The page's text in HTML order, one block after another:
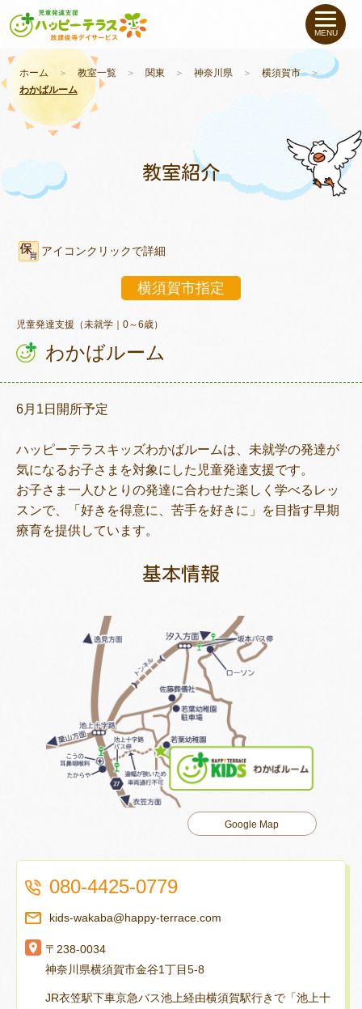
私たちについて
未就学のお子さま （０〜６才）
小学生〜高校生の
ご利用について
MENU
ホーム ＞ 教室一覧 ＞ 関東 ＞ 神奈川県 ＞ 横須賀市＞
わかばルーム
教室紹介
横須賀市指定
アイコンクリックで詳細
児童発達支援（未就学｜0～6歳）
わかばルーム
6月1日開所予定
ハッピーテラスキッズわかばルームは、未就学の発達が
気になるお子さまを対象にした児童発達支援です。
お子さま一人ひとりの発達に合わせた楽しく学べるレッ
スンで、「好きを得意に、苦手を好きに」を目指す早期
療育を提供しています。
基本情報
Google Map
080-4425-0779
kids-wakaba@happy-terrace.com
〒238-0034
神奈川県横須賀市金谷1丁目5-8
JR衣笠駅下車京急バス池上経由横須賀駅行きで「池上十